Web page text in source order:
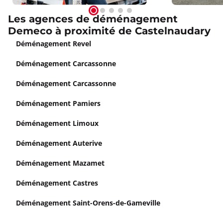
Les agences de déménagement
Demeco à proximité de Castelnaudary
Déménagement Revel
Déménagement Carcassonne
Déménagement Carcassonne
Déménagement Pamiers
Déménagement Limoux
Déménagement Auterive
Déménagement Mazamet
Déménagement Castres
Déménagement Saint-Orens-de-Gameville